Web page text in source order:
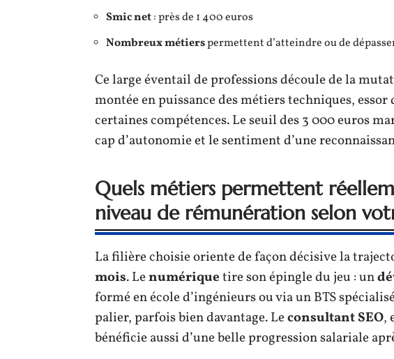
Smic net: près de 1 400 euros
Nombreux métierspermettent d’atteindre ou de
Ce large éventail de professions découle de la
montée en puissance des métiers techniques,
certaines compétences. Le seuil des 3 000 euros
cap d’autonomie et le sentiment d’une
Quels métiers permettent
niveau de rémunération selon
La filière choisie oriente de façon décisive la
mois. Lenumériquetire son épingle du jeu : un
formé en école d’ingénieurs ou via un BTS
palier, parfois bien davantage. Leconsultant SEO,
bénéficie aussi d’une belle progression salariale